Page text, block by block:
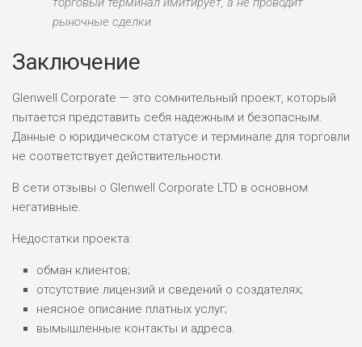
НАЗВАНИЕ
РИСКИ: НИЗКИЕ
ДОХОД: ВЫСОКИЙ
БЮДЖЕТ: ВЫСОКИЙ
ОБЗОР
ЛЮБИТЕЛЯ
ДОХОД: ВЫСОКИЙ
БЮДЖЕТ: НИЗКИЙ
ПОДОЙДЕТ
ВСЕМ
рыночные сделки.
Заключение
Glenwell Corporate — это сомнительный проект, который
пытается представить себя надежным и безопасным.
Данные о юридическом статусе и терминале для торговли
не соответствует действительности.
В сети отзывы о Glenwell Corporate LTD в основном
негативные.
Недостатки проекта:
обман клиентов;
отсутствие лицензий и сведений о создателях;
неясное описание платных услуг;
вымышленные контакты и адреса.